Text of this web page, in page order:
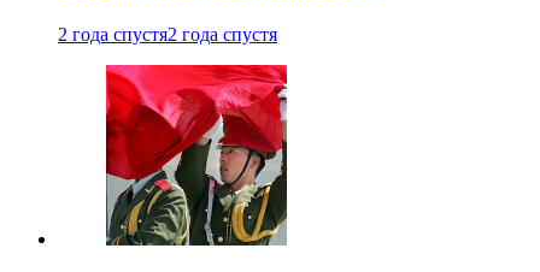
2 года спустя2 года спустя